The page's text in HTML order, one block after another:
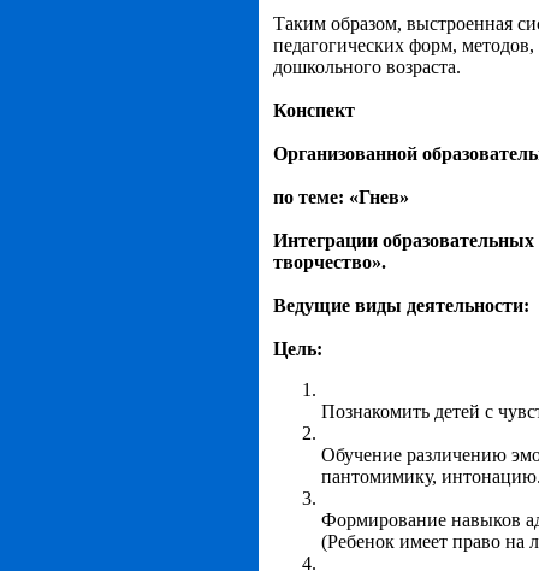
Таким образом, выстроенная
педагогических форм,
дошкольного возраста.
Конспект
Организованной
по теме: «Гнев»
Интеграции
творчество».
Ведущие виды деятельности:
Цель:
Познакомить детей с
Обучение различению
пантомимику,
Формирование навыков
(Ребенок имеет право на